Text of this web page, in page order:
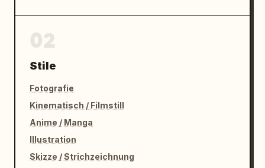
Stile
Fotografie
Kinematisch / Filmstill
Anime / Manga
Illustration
Skizze / Strichzeichnung